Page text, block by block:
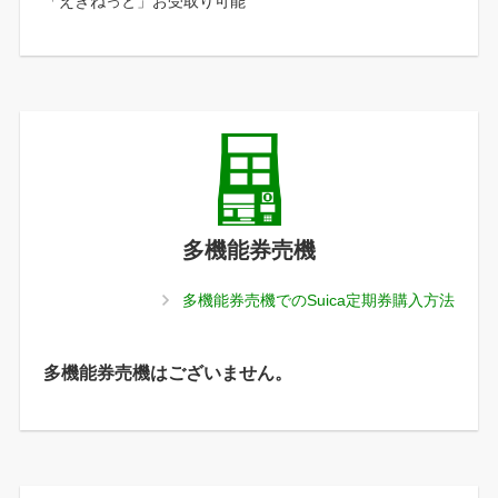
多機能券売機
多機能券売機でのSuica定期券購入方法
多機能券売機はございません。